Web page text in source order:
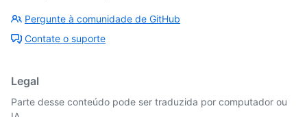
Pergunte à comunidade de GitHub
Contate o suporte
Legal
Parte desse conteúdo pode ser traduzida por computador ou